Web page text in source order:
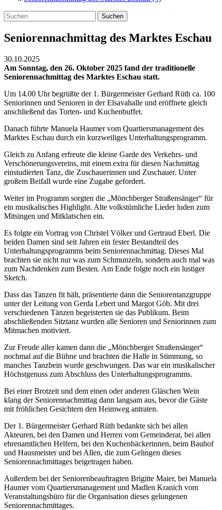
Suchen
Seniorennachmittag des Marktes Eschau
30.10.2025
Am Sonntag, den 26. Oktober 2025 fand der traditionelle
Seniorennachmittag des Marktes Eschau statt.
Um 14.00 Uhr begrüßte der 1. Bürgermeister Gerhard Rüth ca. 100
Seniorinnen und Senioren in der Elsavahalle und eröffnete gleich
anschließend das Torten- und Kuchenbuffet.
Danach führte Manuela Haumer vom Quartiersmanagement des
Marktes Eschau durch ein kurzweiliges Unterhaltungsprogramm.
Gleich zu Anfang erfreute die kleine Garde des Verkehrs- und
Verschönerungsvereins, mit einem extra für diesen Nachmittag
einstudierten Tanz, die Zuschauerinnen und Zuschauer. Unter
großem Beifall wurde eine Zugabe gefordert.
Weiter im Programm sorgten die „Mönchberger Straßensänger“ für
ein musikalisches Highlight. Alte volkstümliche Lieder luden zum
Mitsingen und Mitklatschen ein.
Es folgte ein Vortrag von Christel Völker und Gertraud Eberl. Die
beiden Damen sind seit Jahren ein fester Bestandteil des
Unterhaltungsprogramms beim Seniorennachmittag. Dieses Mal
brachten sie nicht nur was zum Schmunzeln, sondern auch mal was
zum Nachdenken zum Besten. Am Ende folgte noch ein lustiger
Sketch.
Dass das Tanzen fit hält, präsentierte dann die Seniorentanzgruppe
unter der Leitung von Gerda Lebert und Margot Göb. Mit drei
verschiedenen Tänzen begeisterten sie das Publikum. Beim
abschließenden Sitztanz wurden alle Senioren und Seniorinnen zum
Mitmachen motiviert.
Zur Freude aller kamen dann die „Mönchberger Straßensänger“
nochmal auf die Bühne und brachten die Halle in Stimmung, so
manches Tanzbein wurde geschwungen. Das war ein musikalischer
Höchstgenuss zum Abschluss des Unterhaltungsprogramms.
Bei einer Brotzeit und dem einen oder anderen Gläschen Wein
klang der Seniorennachmittag dann langsam aus, bevor die Gäste
mit fröhlichen Gesichtern den Heimweg antraten.
Der 1. Bürgermeister Gerhard Rüth bedankte sich bei allen
Akteuren, bei den Damen und Herren vom Gemeinderat, bei allen
ehrenamtlichen Helfern, bei den Kuchenbäckerinnen, beim Bauhof
und Hausmeister und bei Allen, die zum Gelingen dieses
Seniorennachmittages beigetragen haben.
Außerdem bei der Seniorenbeauftragten Brigitte Maier, bei Manuela
Haumer vom Quartiersmanagement und Madlen Kranich vom
Veranstaltungsbüro für die Organisation dieses gelungenen
Seniorennachmittages.